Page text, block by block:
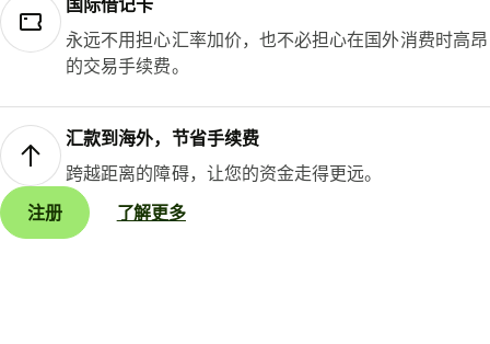
国际借记卡
永远不用担心汇率加价，也不必担心在国外消费时高昂
的交易手续费。
汇款到海外，节省手续费
跨越距离的障碍，让您的资金走得更远。
注册
了解更多